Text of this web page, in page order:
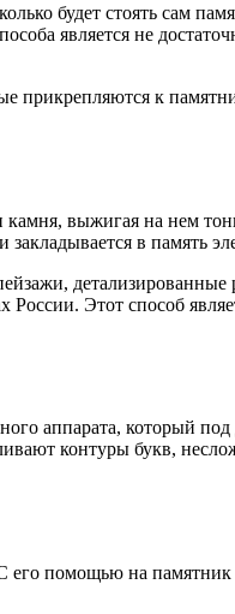
будет стоять сам
является не
к
выжигая на нем
в память
России. Этот способ
аппарата, который
контуры букв,
помощью на памятник